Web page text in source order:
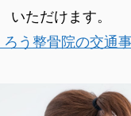
いただけます。
ろう整骨院の交通